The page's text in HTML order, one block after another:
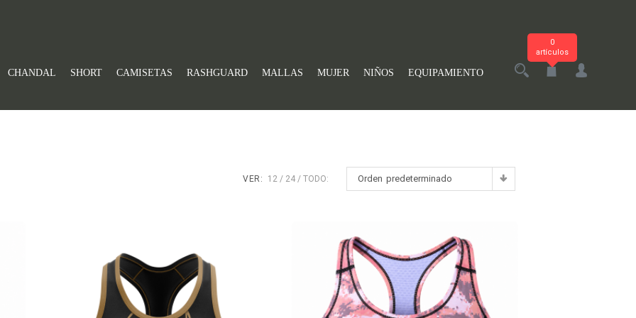
CHANDAL SHORT CAMISETAS RASHGUARD MALLAS MUJER NIÑOS EQUIPAMIENTO
0
artículos
Orden predeterminado
VER: 12 24 TODO: